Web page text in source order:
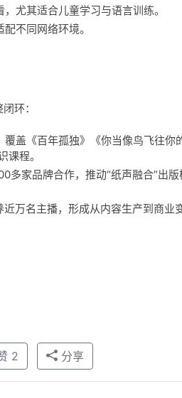
尤其适合儿童学习与语言训练。
不同网络环境。
环：
覆盖《百年孤独》《你当像鸟飞往你
课程。
多家品牌合作，推动“纸声融合”出
近万名主播，形成从内容生产到商业
2 分享